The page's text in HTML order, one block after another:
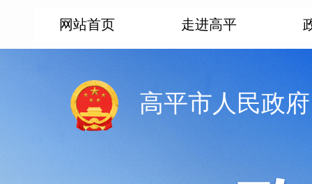
网站首页 走进高平
高平市人民政府